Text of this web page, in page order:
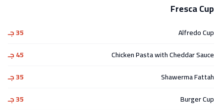
Fresca Cup
Alfredo Cup
35 جـ
Chicken Pasta with Cheddar Sauce
45 جـ
Shawerma Fattah
35 جـ
Burger Cup
35 جـ